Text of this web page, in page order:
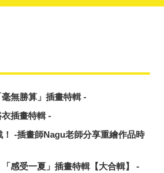
無勝算」插畫特輯 -
插畫特輯 -
-插畫師Nagu老師分享重繪作品時
感受一夏」插畫特輯【大合輯】 -